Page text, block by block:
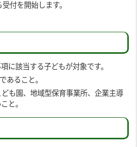
付を開始します。
に該当する子どもが対象です。
あること。
も園、地域型保育事業所、企業主導
と。